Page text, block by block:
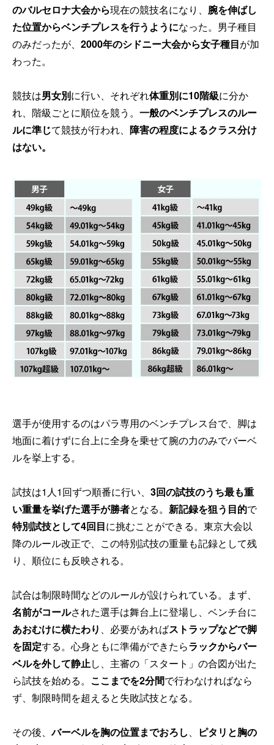
のバルセロナ大会から現在の競技名になり、 腕を伸ばし
た位置からベンチプレスを行うようになった。男子種目
のみだったが、 2000年のシドニー大会から女子種目が加
わった。
競技は男女別に行い、それぞれ体重別に10階級に分か
れ、階級ごとに順位を競う。 一般のベンチプレスのルー
ルに準じて競技が行われ、 障害の程度によるクラス分け
はない。
選手が使用するのはパラ専用のベンチプレス台で、脚は
地面に着けずに台上に全身を乗せて腕の力のみでバーベ
ルを挙上する。
試技は1人1回ずつ順番に行い、 3回の試技のうち最も重
い重量を挙げた選手が勝者となる。 新記録を狙う目的で
特別試技として4回目に挑むことができる。東京大会以
降のルール改正で、この特別試技の重量も記録として残
り、順位にも反映される。
試合は制限時間などのルールが設けられている。まず、
名前がコールされた選手は舞台上に登場し、ベンチ台に
あおむけに横たわり 、必要があればストラップなどで脚
を固定する。心身ともに準備ができたらラックからバー
ベルを外して静止し、主審の「スタート」の合図が出た
ら試技を始める。 ここまでを2分間で行わなければなら
ず、制限時間を超えると失敗試技となる。
その後、バーベルを胸の位置までおろし、
ピタリと胸の